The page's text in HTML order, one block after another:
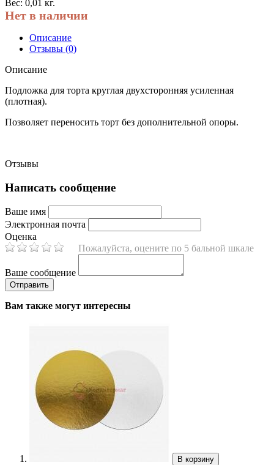
Вес: 0,01 кг.
Нет в наличии
Описание
Отзывы (0)
Описание
Подложка для торта круглая двухсторонняя усиленная
(плотная).
Позволяет переносить торт без дополнительной опоры.
Отзывы
Написать сообщение
Ваше имя
Электронная почта
Оценка
Пожалуйста, оцените по 5 бальной шкале
Ваше сообщение
Вам также могут интересны
В корзину